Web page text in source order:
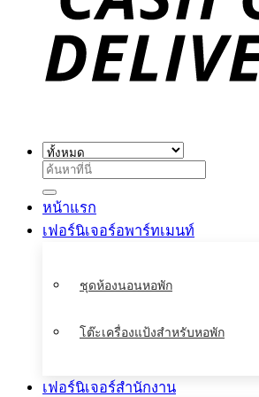
ค้นหา:
หน้าแรก
เฟอร์นิเจอร์อพาร์ทเมนท์
ชุดห้องนอนหอพัก
โต๊ะเครื่องแป้งสำหรับหอพัก
เฟอร์นิเจอร์สำนักงาน